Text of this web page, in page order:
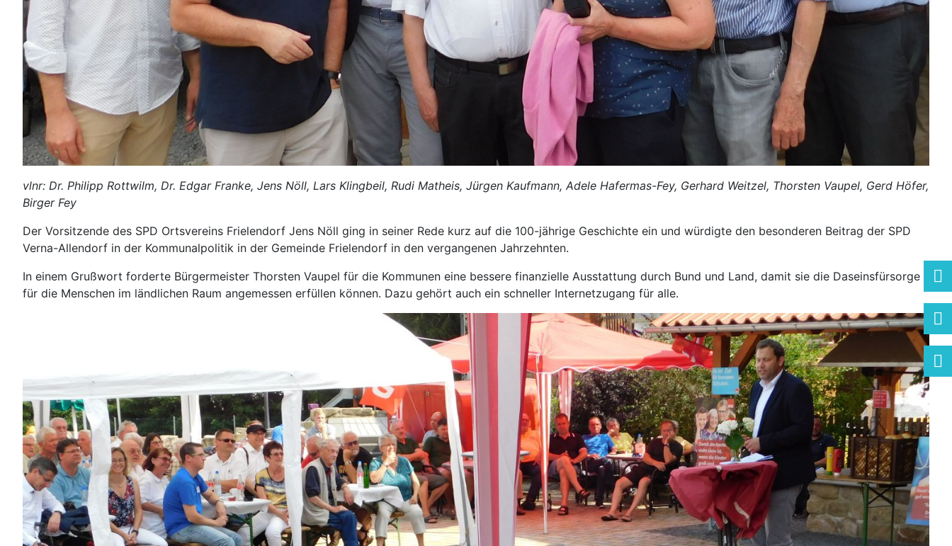
vlnr: Dr. Philipp Rottwilm, Dr. Edgar Franke, Jens Nöll, Lars Klingbeil, Rudi Matheis, Jürgen Kaufmann, Adele Hafermas-Fey, Gerhard Weitzel, Thorsten Vaupel, Gerd Höfer,
Birger Fey
Der Vorsitzende des SPD Ortsvereins Frielendorf Jens Nöll ging in seiner Rede kurz auf die 100-jährige Geschichte ein und würdigte den besonderen Beitrag der SPD
Verna-Allendorf in der Kommunalpolitik in der Gemeinde Frielendorf in den vergangenen Jahrzehnten.
In einem Grußwort forderte Bürgermeister Thorsten Vaupel für die Kommunen eine bessere finanzielle Ausstattung durch Bund und Land, damit sie die Daseinsfürsorge
für die Menschen im ländlichen Raum angemessen erfüllen können. Dazu gehört auch ein schneller Internetzugang für alle.